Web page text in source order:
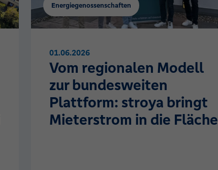
Energiegenossenschaften
01.06.2026
Vom regionalen Modell
zur bundesweiten
Plattform: stroya bringt
Mieterstrom in die Fläche